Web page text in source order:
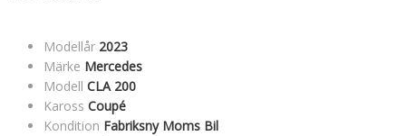
Modellår 2023
Märke Mercedes
Modell CLA 200
Kaross Coupé
Kondition Fabriksny Moms Bil